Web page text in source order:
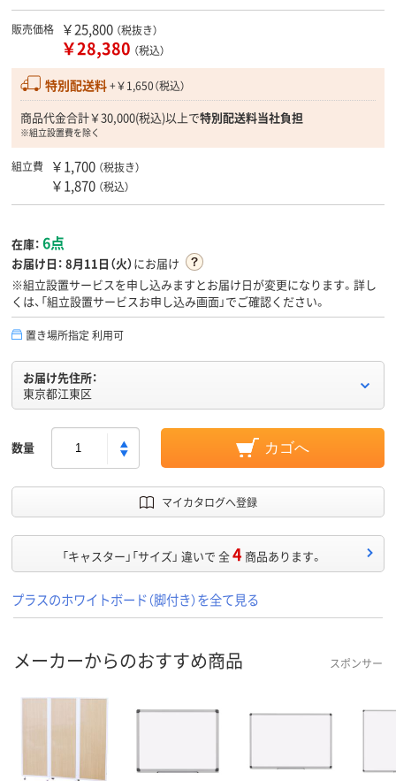
販売価格 ￥25,800 （税抜き）
￥28,380 （税込）
特別配送料+￥1,650（税込）
商品代金合計￥30,000(税込)以上で特別配送料当社負担
※組立設置費を除く
組立費 ￥1,700 （税抜き）
￥1,870 （税込）
在庫： 6点
お届け日： 8月11日（火）にお届け
※組立設置サービスを申し込みますとお届け日が変更になります。詳し
くは、「組立設置サービスお申し込み画面」でご確認ください。
置き場所指定 利用可
お届け先住所：
東京都江東区
数量 カゴへ
マイカタログへ登録
「キャスター」「サイズ」 違いで 全4 商品あります。
プラスのホワイトボード（脚付き）を全て見る
メーカーからのおすすめ商品 スポンサー